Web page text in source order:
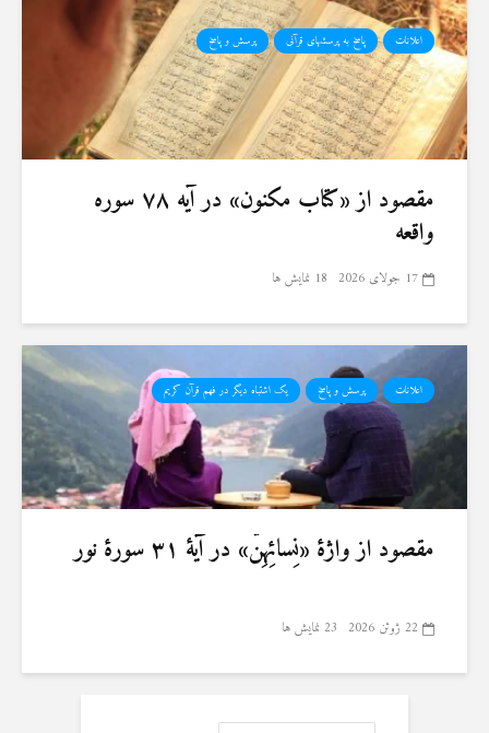
اعلانات پاسخ به پرسشهای قرآنی پرسش و پاسخ
مقصود از «کتاب مکنون» در آیه ۷۸ سوره
واقعه
17 جولای 2026 18 نمایش ها
اعلانات پرسش و پاسخ یک اشتباه دیگر در فهم قرآن کریم
مقصود از واژهٔ «نِسائِهِنَّ» در آیهٔ ۳۱ سورهٔ نور
22 ژوئن 2026 23 نمایش ها